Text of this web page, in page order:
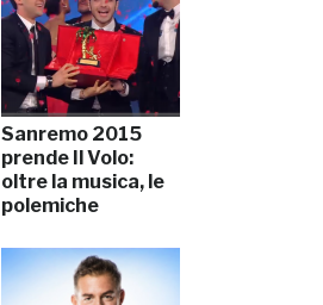
Sanremo 2015
prende Il Volo:
oltre la musica, le
polemiche